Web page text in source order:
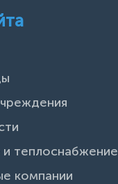
и теплоснабжение
компании